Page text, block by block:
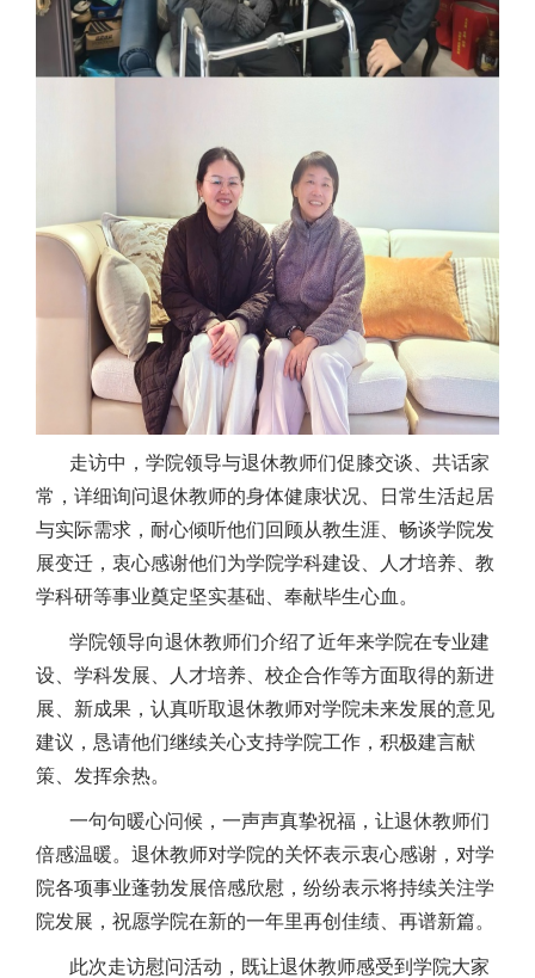
走访中，学院领导与退休教师们促膝交谈、共话家
常，详细询问退休教师的身体健康状况、日常生活起居
与实际需求，耐心倾听他们回顾从教生涯、畅谈学院发
展变迁，衷心感谢他们为学院学科建设、人才培养、教
学科研等事业奠定坚实基础、奉献毕生心血。
学院领导向退休教师们介绍了近年来学院在专业建
设、学科发展、人才培养、校企合作等方面取得的新进
展、新成果，认真听取退休教师对学院未来发展的意见
建议，恳请他们继续关心支持学院工作，积极建言献
策、发挥余热。
一句句暖心问候，一声声真挚祝福，让退休教师们
倍感温暖。退休教师对学院的关怀表示衷心感谢，对学
院各项事业蓬勃发展倍感欣慰，纷纷表示将持续关注学
院发展，祝愿学院在新的一年里再创佳绩、再谱新篇。
此次走访慰问活动，既让退休教师感受到学院大家